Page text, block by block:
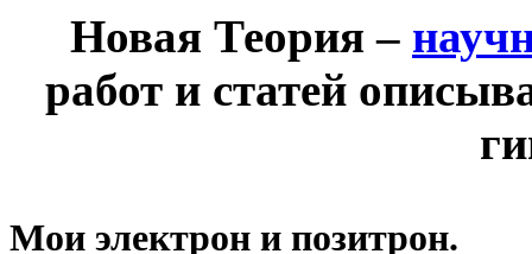
Новая Теория –
работ и статей
Мои электрон и позитрон.